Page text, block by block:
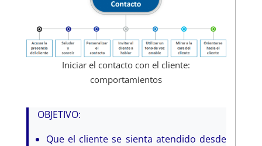
Iniciar el contacto con el cliente:
comportamientos
OBJETIVO:
Que el cliente se sienta atendido desde